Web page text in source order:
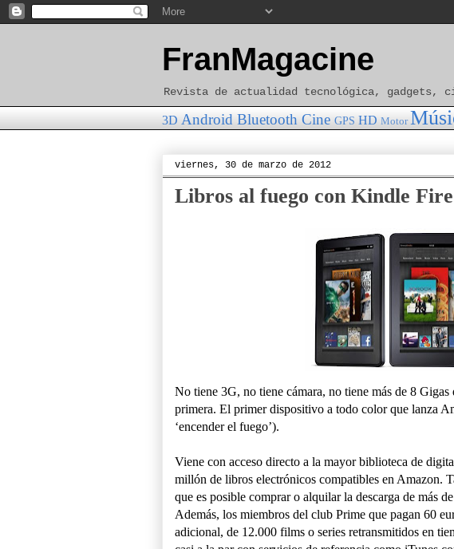
FranMagacine
Revista de actualidad tecnológica,
3D Android Bluetooth Cine GPS HD Motor
viernes, 30 de marzo de 2012
Libros al fuego con Kindle Fire
No tiene 3G, no tiene cámara, no tiene más de 8
primera. El primer dispositivo a todo color que lanza
‘encender el fuego’).
Viene con acceso directo a la mayor biblioteca de
millón de libros electrónicos compatibles en Amazon.
que es posible comprar o alquilar la descarga de más
Además, los miembros del club Prime que pagan 60
adicional, de 12.000 films o series retransmitidos en